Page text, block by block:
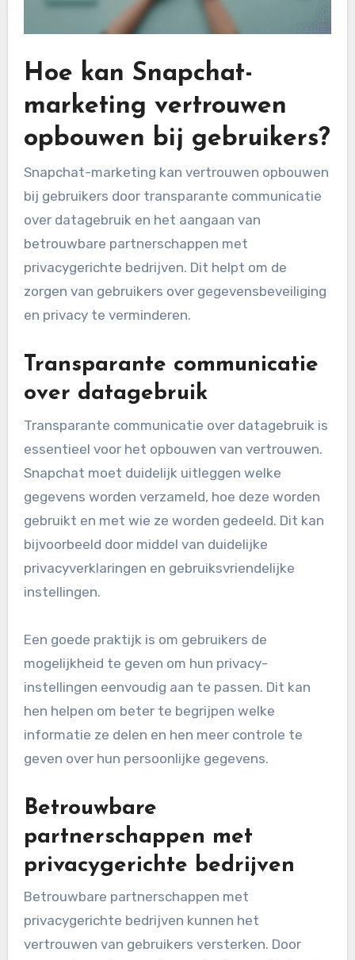
Hoe kan Snapchat-
marketing vertrouwen
opbouwen bij gebruikers?
Snapchat-marketing kan vertrouwen opbouwen
bij gebruikers door transparante communicatie
over datagebruik en het aangaan van
betrouwbare partnerschappen met
privacygerichte bedrijven. Dit helpt om de
zorgen van gebruikers over gegevensbeveiliging
en privacy te verminderen.
Transparante communicatie
over datagebruik
Transparante communicatie over datagebruik is
essentieel voor het opbouwen van vertrouwen.
Snapchat moet duidelijk uitleggen welke
gegevens worden verzameld, hoe deze worden
gebruikt en met wie ze worden gedeeld. Dit kan
bijvoorbeeld door middel van duidelijke
privacyverklaringen en gebruiksvriendelijke
instellingen.
Een goede praktijk is om gebruikers de
mogelijkheid te geven om hun privacy-
instellingen eenvoudig aan te passen. Dit kan
hen helpen om beter te begrijpen welke
informatie ze delen en hen meer controle te
geven over hun persoonlijke gegevens.
Betrouwbare
partnerschappen met
privacygerichte bedrijven
Betrouwbare partnerschappen met
privacygerichte bedrijven kunnen het
vertrouwen van gebruikers versterken. Door